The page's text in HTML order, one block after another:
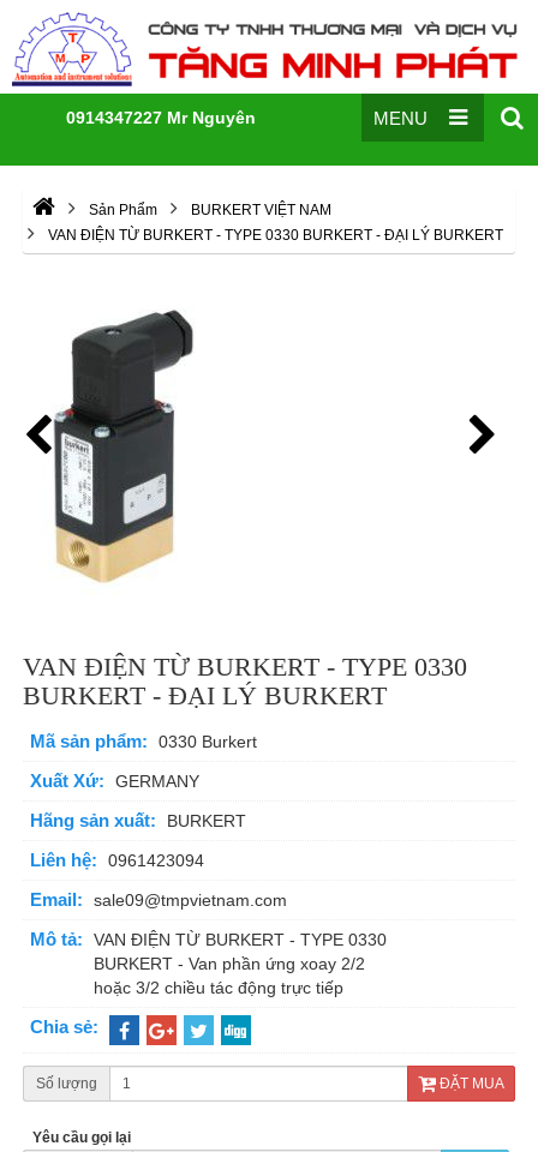
0914347227 Mr Nguyên MENU
Sản Phẩm
BURKERT VIỆT NAM
VAN ĐIỆN TỪ BURKERT - TYPE 0330 BURKERT - ĐẠI LÝ BURKERT
VAN ĐIỆN TỪ BURKERT - TYPE 0330
BURKERT - ĐẠI LÝ BURKERT
Mã sản phẩm: 0330 Burkert
Xuất Xứ: GERMANY
Hãng sản xuất: BURKERT
Liên hệ: 0961423094
Email: sale09@tmpvietnam.com
Mô tả:
VAN ĐIỆN TỪ BURKERT - TYPE 0330
BURKERT - Van phần ứng xoay 2/2
hoặc 3/2 chiều tác động trực tiếp
Chia sẻ:
Số lượng ĐẶT MUA
Yêu cầu gọi lại